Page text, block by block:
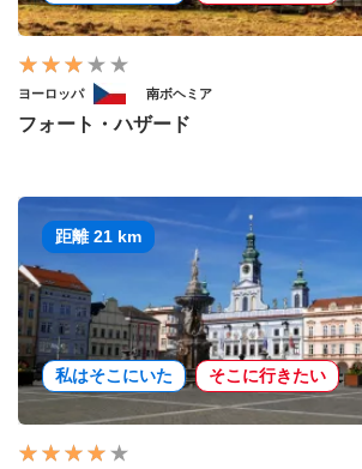
ヨーロッパ 南ボヘミア
フォート・ハザード
距離 21 km
私はそこにいた そこに行きたい